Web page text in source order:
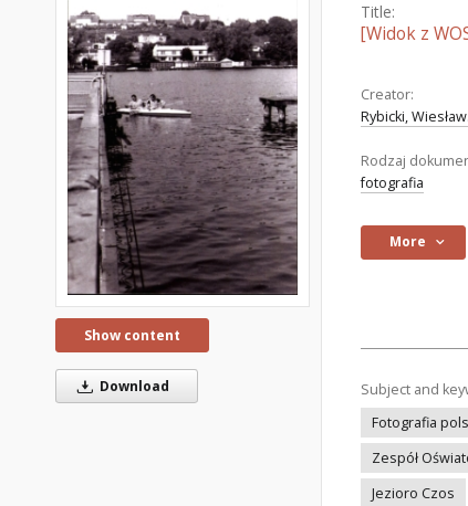
Show content
Download
Title:
[Widok z
Creator:
Rybicki,
Rodzaj
fotografia
More
Subject and
Fotografia
Zespół
Jezioro Czos